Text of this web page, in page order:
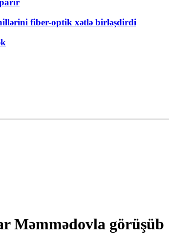
fiber-optik xətlə birləşdirdi
Məmmədovla görüşüb